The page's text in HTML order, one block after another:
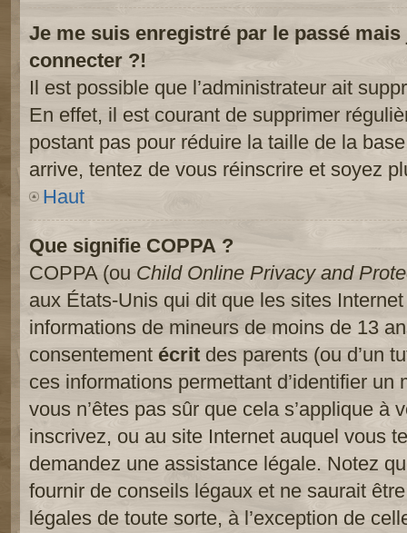
Je me suis enregistré par le passé
connecter ?!
Il est possible que l’administrateur ait
En effet, il est courant de supprimer
postant pas pour réduire la taille de la
arrive, tentez de vous réinscrire et soyez
Haut
Que signifie COPPA ?
COPPA (ou Child Online Privacy and
aux États-Unis qui dit que les sites
informations de mineurs de moins de 13
consentement écrit des parents (ou d’un
ces informations permettant d’identifier
vous n’êtes pas sûr que cela s’applique à
inscrivez, ou au site Internet auquel vous
demandez une assistance légale. Notez
fournir de conseils légaux et ne saurait
légales de toute sorte, à l’exception de